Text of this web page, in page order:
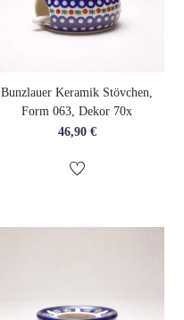
Bunzlauer Keramik Stövchen,
Form 063, Dekor 70x
46,90 €